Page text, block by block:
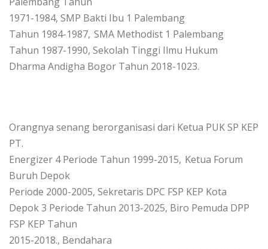
1971-1984, SMP Bakti Ibu 1 Palembang
Tahun 1984-1987, SMA Methodist 1 Palembang
Tahun 1987-1990, Sekolah Tinggi Ilmu Hukum
Dharma Andigha Bogor Tahun 2018-1023.
Orangnya senang berorganisasi dari Ketua PUK SP KEP
PT.
Energizer 4 Periode Tahun 1999-2015, Ketua Forum
Buruh Depok
Periode 2000-2005, Sekretaris DPC FSP KEP Kota
Depok 3 Periode Tahun 2013-2025, Biro Pemuda DPP
FSP KEP Tahun
2015-2018., Bendahara